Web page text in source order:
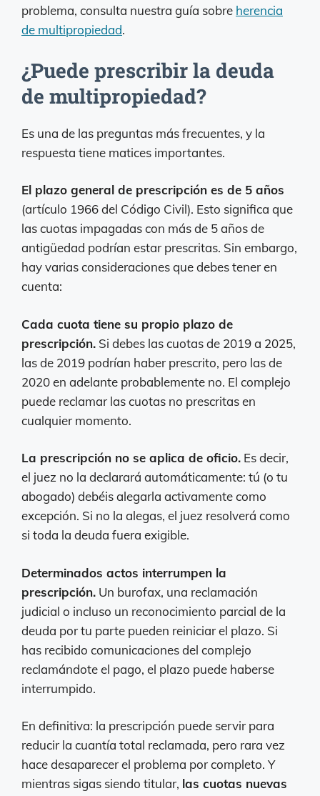
problema, consulta nuestra guía sobre herencia
de multipropiedad.
¿Puede prescribir la deuda
de multipropiedad?
Es una de las preguntas más frecuentes, y la
respuesta tiene matices importantes.
El plazo general de prescripción es de 5 años
(artículo 1966 del Código Civil). Esto significa que
las cuotas impagadas con más de 5 años de
antigüedad podrían estar prescritas. Sin embargo,
hay varias consideraciones que debes tener en
cuenta:
Cada cuota tiene su propio plazo de
prescripción. Si debes las cuotas de 2019 a 2025,
las de 2019 podrían haber prescrito, pero las de
2020 en adelante probablemente no. El complejo
puede reclamar las cuotas no prescritas en
cualquier momento.
La prescripción no se aplica de oficio. Es decir,
el juez no la declarará automáticamente: tú (o tu
abogado) debéis alegarla activamente como
excepción. Si no la alegas, el juez resolverá como
si toda la deuda fuera exigible.
Determinados actos interrumpen la
prescripción. Un burofax, una reclamación
judicial o incluso un reconocimiento parcial de la
deuda por tu parte pueden reiniciar el plazo. Si
has recibido comunicaciones del complejo
reclamándote el pago, el plazo puede haberse
interrumpido.
En definitiva: la prescripción puede servir para
reducir la cuantía total reclamada, pero rara vez
hace desaparecer el problema por completo. Y
mientras sigas siendo titular, las cuotas nuevas